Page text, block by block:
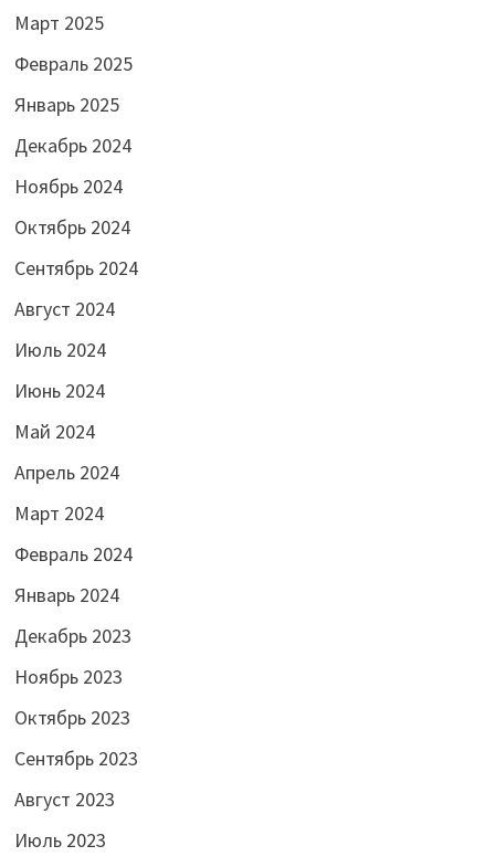
Март 2025
Февраль 2025
Январь 2025
Декабрь 2024
Ноябрь 2024
Октябрь 2024
Сентябрь 2024
Август 2024
Июль 2024
Июнь 2024
Май 2024
Апрель 2024
Март 2024
Февраль 2024
Январь 2024
Декабрь 2023
Ноябрь 2023
Октябрь 2023
Сентябрь 2023
Август 2023
Июль 2023